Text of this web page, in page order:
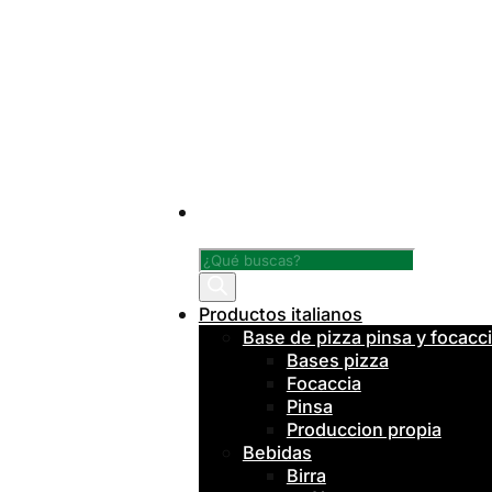
Búsqueda
de
productos
Productos italianos
Base de pizza pinsa y
Bases pizza
Focaccia
Pinsa
Produccion propia
Bebidas
Birra